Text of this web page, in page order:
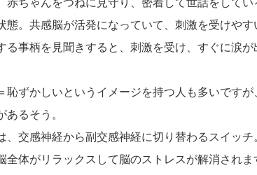
赤ちゃんをつねに見守り、密着して世話をして
態。共感脳が活発になっていて、刺激を受けや
る事柄を見聞きすると、刺激を受け、すぐに涙が
恥ずかしいというイメージを持つ人も多いです
あるそう。
、交感神経から副交感神経に切り替わるスイッ
全体がリラックスして脳のストレスが解消され